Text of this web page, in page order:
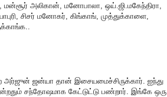
அலிகான், மனோபாலா, ஒய்.ஜி.மகேந்திரா,
சிசர் மனோகர், கிங்காங், முத்துக்காளை,
அர்ஜுன் ஜன்யா தான் இசையமைச்சிருக்கார். ஐந்து
சந்தோஷமாக கேட்டுட்டு பண்றார். இங்கே ஒரு